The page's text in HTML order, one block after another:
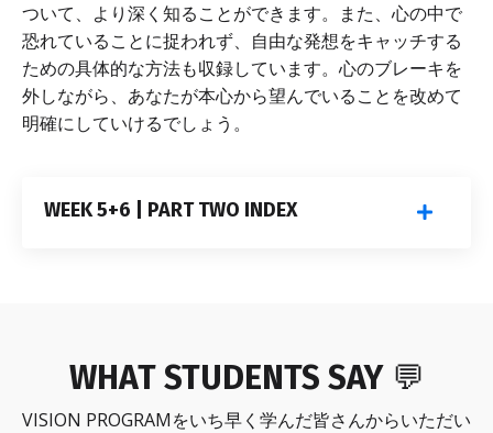
ついて、より深く知ることができます。また、心の中で
恐れていることに捉われず、自由な発想をキャッチする
ための具体的な方法も収録しています。心のブレーキを
外しながら、あなたが本心から望んでいることを改めて
明確にしていけるでしょう。
WEEK 5+6 | PART TWO INDEX
WHAT STUDENTS SAY💬
VISION PROGRAMをいち早く学んだ皆さんからいただい